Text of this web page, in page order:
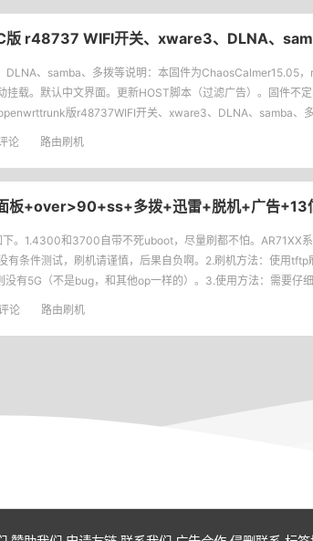
r48737 WIFI开关、xware3、DLNA、
DLNA、samba、多拨等说明：本固件为ChaosCalmer15.05
挂载。默认中文界面。更新HOST脚本（过滤广告）。固件不
版r48737WIFI开关、xware3、DLNA、samba、
论 路由刷机
+over>90+ss+多拨+迅雷+脱机+广告+13
。1.4300和3700自带不死uboot，尽量刷都不怕。AR71XX
有条件测试，刷机请谨慎，后果自负啊。2.刷机方法：使用
没有5G（不是bug，和其他op一样的）。3.使用方法：需要仔
论 路由刷机